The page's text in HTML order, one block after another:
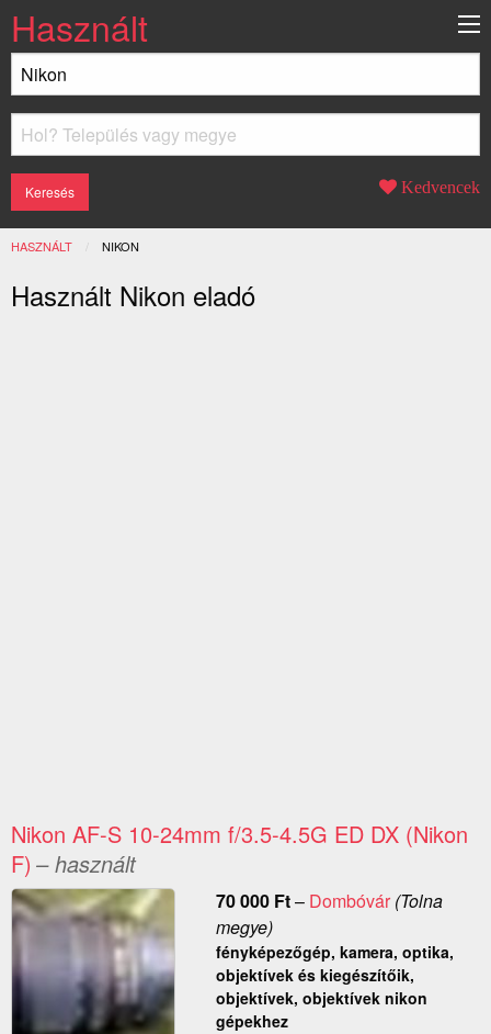
Használt
Kedvencek
HASZNÁLT JELENLEGI:
NIKON
Használt Nikon eladó
Nikon AF-S 10-24mm f/3.5-4.5G ED DX (Nikon
F) – használt
70 000 Ft– Dombóvár(Tolna
megye)
fényképezőgép, kamera, optika,
objektívek és kiegészítőik,
objektívek, objektívek nikon
gépekhez